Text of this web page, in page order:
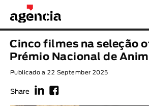
Notícias
Realizadores
TÍTULO ORIGINAL
TÍTULO PORTUGUÊS
Cinco filmes na seleção
Prémio Nacional de
Publicado a 22 September 2025
Share f F